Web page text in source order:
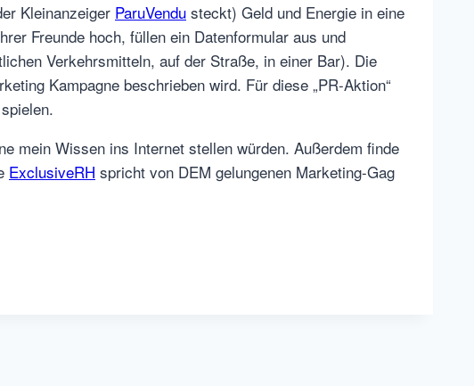
Kleinanzeiger ParuVendu steckt) Geld und Energie in eine
Freunde hoch, füllen ein Datenformular aus und
Verkehrsmitteln, auf der Straße, in einer Bar). Die
Kampagne beschrieben wird. Für diese „PR-Aktion“
mein Wissen ins Internet stellen würden. Außerdem finde
ExclusiveRH spricht von DEM gelungenen Marketing-Gag